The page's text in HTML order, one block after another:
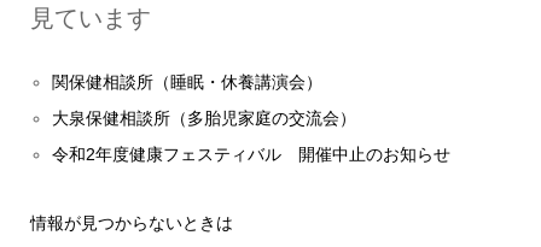
見ています
関保健相談所（睡眠・休養講演会）
大泉保健相談所（多胎児家庭の交流会）
令和2年度健康フェスティバル 開催中止のお知らせ
情報が見つからないときは